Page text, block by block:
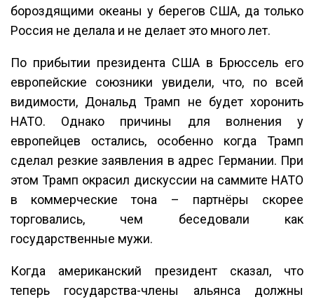
бороздящими океаны у берегов США, да только
Россия не делала и не делает это много лет.
По прибытии президента США в Брюссель его
европейские союзники увидели, что, по всей
видимости, Дональд Трамп не будет хоронить
НАТО. Однако причины для волнения у
европейцев остались, особенно когда Трамп
сделал резкие заявления в адрес Германии. При
этом Трамп окрасил дискуссии на саммите НАТО
в коммерческие тона – партнёры скорее
торговались, чем беседовали как
государственные мужи.
Когда американский президент сказал, что
теперь государства-члены альянса должны